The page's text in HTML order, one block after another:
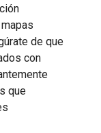
de que
con
que